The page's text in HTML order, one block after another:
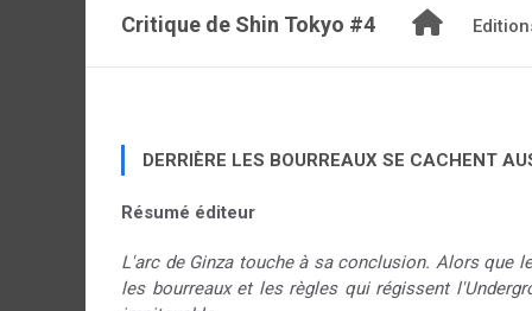
Critique de Shin Tokyo #4
DERRIÈRE LES BOURREAUX SE CACHENT
Résumé éditeur
L'arc de Ginza touche à sa conclusion. Alors que
les bourreaux et les règles qui régissent